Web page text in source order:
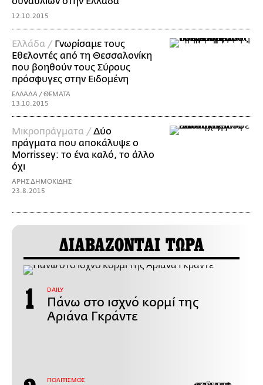
12.10.2015
Ελλάδα / Γνωρίσαμε τους
Εθελοντές από τη Θεσσαλονίκη
που βοηθούν τους Σύρους
πρόσφυγες στην Ειδομένη
ΕΛΛΑΔΑ / ΘΕΜΑΤΑ
13.10.2015
Mικροπράγματα /Δύο
πράγματα που αποκάλυψε ο
Morrissey: το ένα καλό, το άλλο
όχι
ΑΡΗΣ ΔΗΜΟΚΙΔΗΣ
23.8.2015
ΔΙΑΒΑΖΟΝΤΑΙ ΤΩΡΑ
DAILY
Πάνω στο ισχνό κορμί της
Αριάνα Γκράντε
ΠΟΛΙΤΙΣΜΟΣ